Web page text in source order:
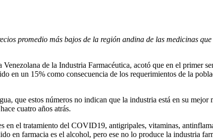
promedio más bajos de la región andina de las medicinas
de la Industria Farmacéutica, acotó que en el primer
en un 15% como consecuencia de los requerimientos de la
que estos números no indican que la industria está en su mejor
cuatro años atrás.
en el tratamiento del COVID19, antigripales, vitaminas,
en farmacia es el alcohol, pero ese no lo produce la industria